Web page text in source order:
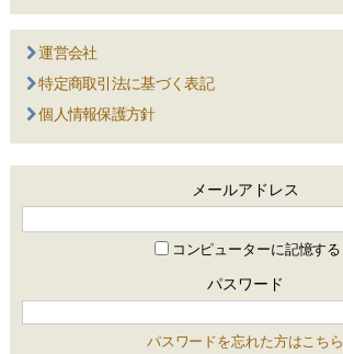
運営会社
特定商取引法に基づく表記
個人情報保護方針
メールアドレス
コンピューターに記憶する
パスワード
パスワードを忘れた方はこちら